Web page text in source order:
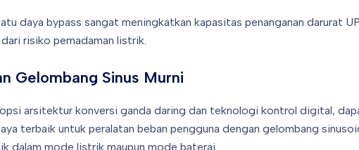
daya bypass sangat meningkatkan kapasitas penanganan darurat
risiko pemadaman listrik.
Gelombang Sinus Murni
arsitektur konversi ganda daring dan teknologi kontrol digital,
terbaik untuk peralatan beban pengguna dengan gelombang
dalam mode listrik maupun mode baterai.